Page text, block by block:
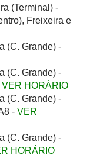
(Terminal) -
Freixeira e
(C. Grande) -
(C. Grande) -
VER HORÁRIO
(C. Grande) -
- VER
(C. Grande) -
HORÁRIO